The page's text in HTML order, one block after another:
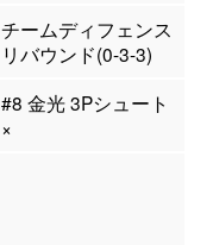
チームディフェンス
リバウンド(0-3-3)
#8 金光 3Pシュート
×